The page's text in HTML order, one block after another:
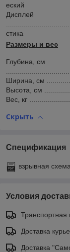
еский
Дисплей
стика
Размеры и вес
Глубина, см
Ширина, см
Высота, см
Вес, кг
Скрыть
Спецификация
взрывная
Условия
Транспортная
Доставка
Доставка